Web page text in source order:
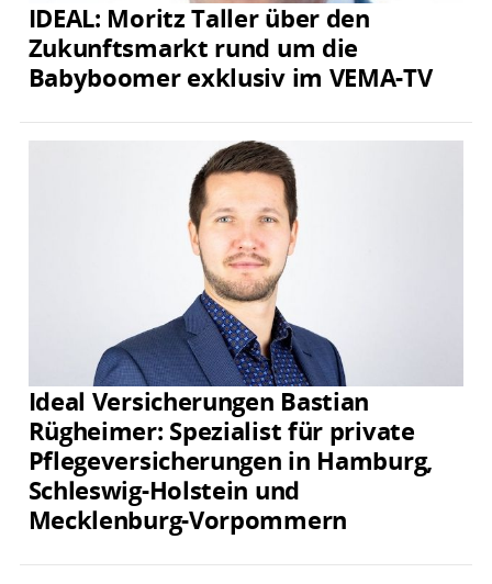
IDEAL: Moritz Taller über den
Zukunftsmarkt rund um die
Babyboomer exklusiv im VEMA-TV
Ideal Versicherungen Bastian
Rügheimer: Spezialist für private
Pflegeversicherungen in Hamburg,
Schleswig-Holstein und
Mecklenburg-Vorpommern